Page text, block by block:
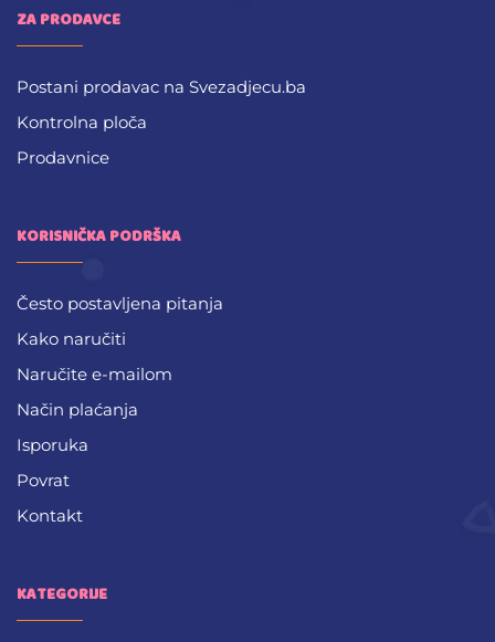
ZA PRODAVCE
Postani prodavac na Svezadjecu.ba
Kontrolna ploča
Prodavnice
KORISNIČKA PODRŠKA
Često postavljena pitanja
Kako naručiti
Naručite e-mailom
Način plaćanja
Isporuka
Povrat
Kontakt
KATEGORIJE